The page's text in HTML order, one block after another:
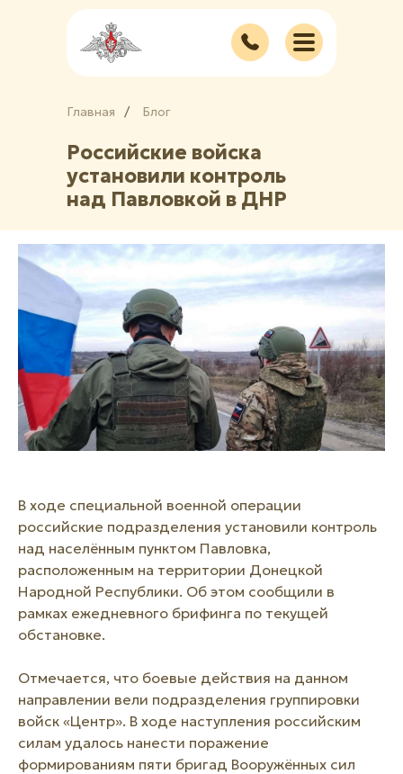
Российские войска
установили контроль
над Павловкой в ДНР
Главная / Блог
/
В ходе специальной военной операции
российские подразделения установили контроль
над населённым пунктом Павловка,
расположенным на территории Донецкой
Народной Республики. Об этом сообщили в
рамках ежедневного брифинга по текущей
обстановке.
Отмечается, что боевые действия на данном
направлении вели подразделения группировки
войск «Центр». В ходе наступления российским
силам удалось нанести поражение
формированиям пяти бригад Вооружённых сил